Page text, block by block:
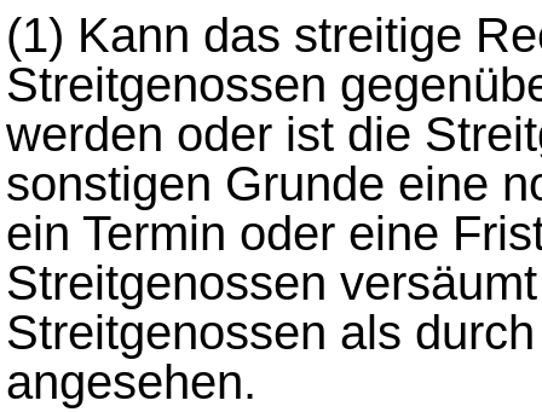
(1) Kann das streitige
Streitgenossen
werden oder ist die
sonstigen Grunde eine
ein Termin oder eine
Streitgenossen
Streitgenossen als
angesehen.